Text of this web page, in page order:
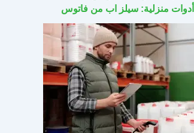
منزلية: سيلز اب من فاتوس